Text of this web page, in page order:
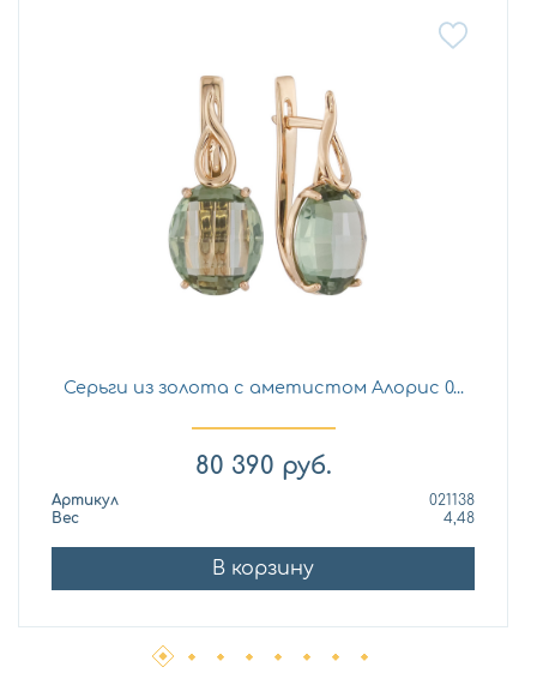
Серьги из золота с аметистом Алорис 0...
80 390 руб.
Артикул
021138
Вес
4,48
В корзину